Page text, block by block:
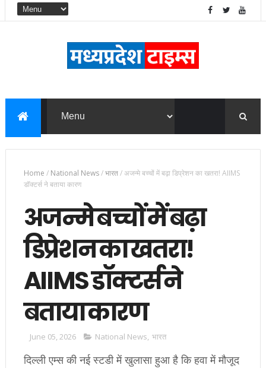
Home / National News/भारत/अजन्मे बच्चों में बढ़ा डिप्रेशन का खतरा! AIIMS
डॉक्टर्स ने बताया कारण
अजन्मे बच्चों में बढ़ा
डिप्रेशन का खतरा!
AIIMS डॉक्टर्स ने
बताया कारण
June 05, 2026 National News, भारत
दिल्ली एम्स की नई स्टडी में खुलासा हुआ है कि हवा में मौजूद